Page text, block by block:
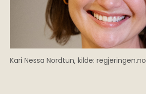
Kari Nessa Nordtun, kilde: regjeringen.no